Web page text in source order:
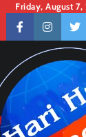
Friday, August
facebookinstagram